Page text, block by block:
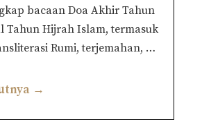
bacaan Doa Akhir Tahun
Tahun Hijrah Islam, termasuk
Rumi, terjemahan, …
→